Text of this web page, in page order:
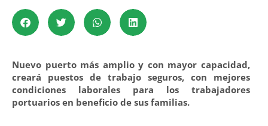
Nuevo puerto más amplio y con mayor capacidad,
creará puestos de trabajo seguros, con mejores
condiciones laborales para los trabajadores
portuarios en beneficio de sus familias.